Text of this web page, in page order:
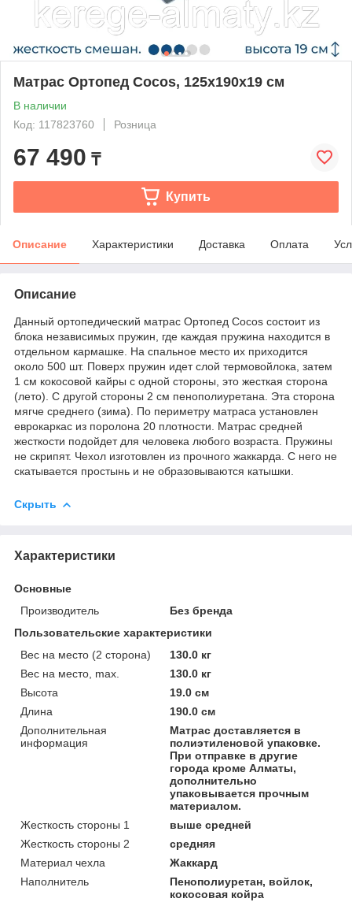
Матрас Ортопед Cocos, 125x190x19 см
В наличии
Код: 117823760
Розница
67 490 ₸
Купить
Описание Характеристики Доставка Оплата
Описание
Данный ортопедический матрас Ортопед Cocos состоит из
блока независимых пружин, где каждая пружина находится в
отдельном кармашке. На спальное место их приходится
около 500 шт. Поверх пружин идет слой термовойлока, затем
1 см кокосовой кайры c одной стороны, это жесткая сторона
(лето). С другой стороны 2 см пенополиуретана. Эта сторона
мягче среднего (зима). По периметру матраса установлен
еврокаркас из поролона 20 плотности. Матрас средней
жесткости подойдет для человека любого возраста. Пружины
не скрипят. Чехол изготовлен из прочного жаккарда. С него не
скатывается простынь и не образовываются катышки.
Скрыть
Характеристики
Основные
Производитель
Без бренда
Пользовательские характеристики
Вес на место (2 сторона)
130.0 кг
Вес на место, max.
130.0 кг
Высота
19.0 см
Длина
190.0 см
Дополнительная
информация
Матрас доставляется в
полиэтиленовой упаковке.
При отправке в другие
города кроме Алматы,
дополнительно
упаковывается прочным
материалом.
Жесткость стороны 1
выше средней
Жесткость стороны 2
средняя
Материал чехла
Жаккард
Наполнитель
Пенополиуретан, войлок,
кокосовая койра